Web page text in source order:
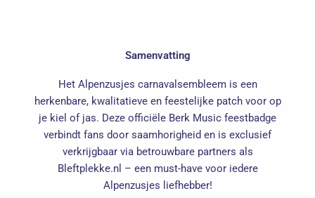
Samenvatting
Het Alpenzusjes carnavalsembleem is een
herkenbare, kwalitatieve en feestelijke patch voor op
je kiel of jas. Deze officiële Berk Music feestbadge
verbindt fans door saamhorigheid en is exclusief
verkrijgbaar via betrouwbare partners als
Bleftplekke.nl – een must-have voor iedere
Alpenzusjes liefhebber!